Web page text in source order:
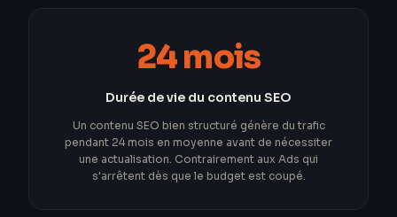
24 mois
Durée de vie du contenu SEO
Un contenu SEO bien structuré génère du trafic
pendant 24 mois en moyenne avant de nécessiter
une actualisation. Contrairement aux Ads qui
s'arrêtent dès que le budget est coupé.